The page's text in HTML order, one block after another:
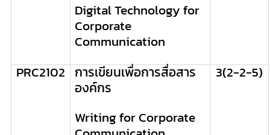
Digital Technology for
Corporate
Communication
PRC2102 การเขียนเพื่อการสื่อสาร
องค์กร
Writing for Corporate
3(2-2-5)